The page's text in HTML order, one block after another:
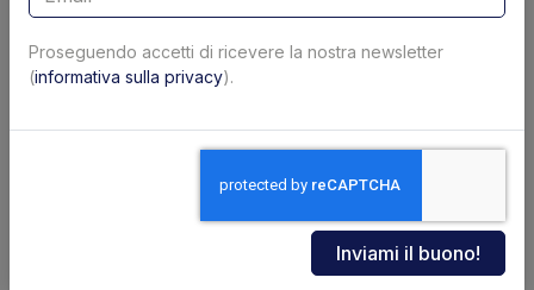
Dhollandia
Codice: 70340D
€ 12,95+IVA
Proseguendo accetti di ricevere la nostra newsletter
(informativa sulla privacy).